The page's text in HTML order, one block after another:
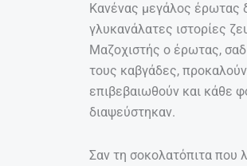
Κανένας μεγάλος
γλυκανάλατες ιστορίες
Μαζοχιστής ο έρωτας,
τους καβγάδες, προκαλούν
επιβεβαιωθούν και κάθε
διαψεύστηκαν.
Σαν τη σοκολατόπιτα που